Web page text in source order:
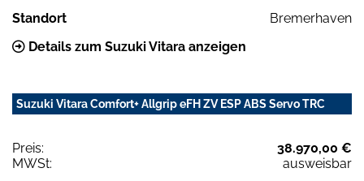
Standort
Bremerhaven
Details zum Suzuki Vitara anzeigen
Suzuki Vitara Comfort+ Allgrip eFH ZV ESP ABS Servo TRC
Preis:
38.970,00 €
MWSt:
ausweisbar